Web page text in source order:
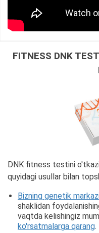
FITNESS DNK
DNK fitness testini
quyidagi usullar bilan
Bizning genetik
shaklidan
vaqtda kelishingiz
ko'rsatmalarga qarang.